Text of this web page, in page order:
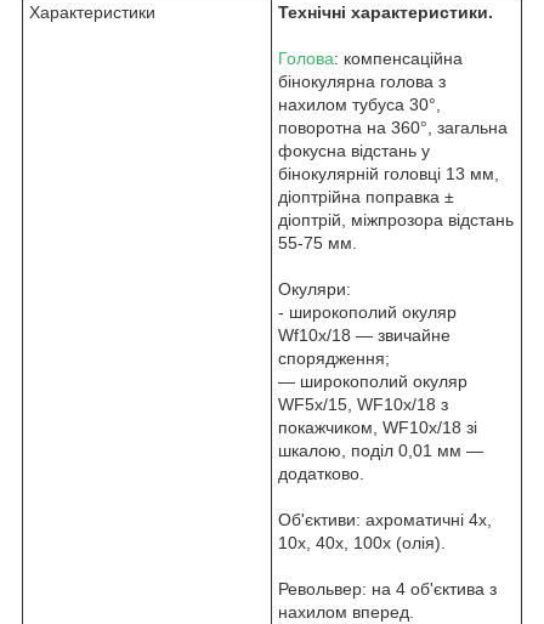
Характеристики
Технічні характеристики.
Голова: компенсаційна
бінокулярна голова з
нахилом тубуса 30°,
поворотна на 360°, загальна
фокусна відстань у
бінокулярній головці 13 мм,
діоптрійна поправка ±
діоптрій, міжпрозора відстань
55-75 мм.
Окуляри:
- широкополий окуляр
Wf10x/18 — звичайне
спорядження;
— широкополий окуляр
WF5x/15, WF10x/18 з
покажчиком, WF10x/18 зі
шкалою, поділ 0,01 мм —
додатково.
Об'єктиви: ахроматичні 4х,
10х, 40х, 100х (олія).
Револьвер: на 4 об'єктива з
нахилом вперед.